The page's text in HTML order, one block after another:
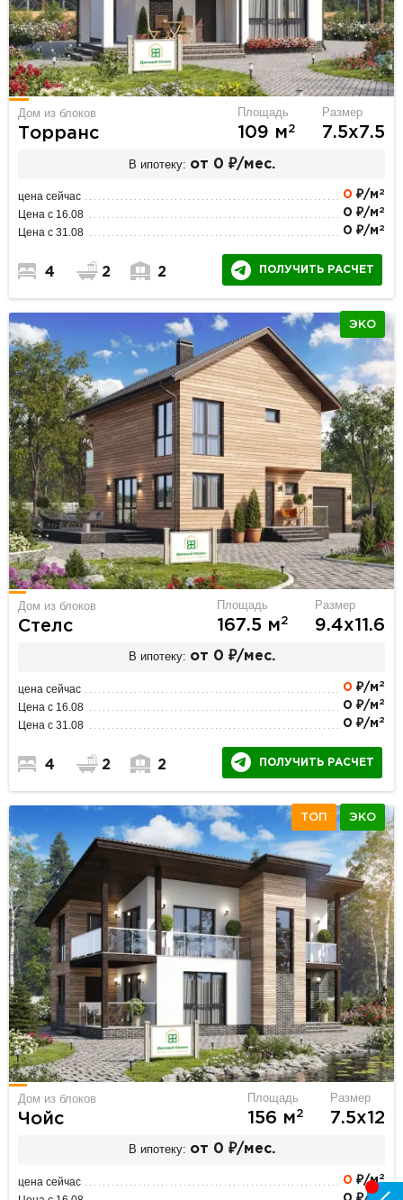
Дом из блоков
Торранс
Площадь
109 м2
Размер
7.5х7.5
В ипотеку: от 0 ₽/мес.
цена сейчас 0 ₽/м 2
Цена с 16.08 0 ₽/м 2
Цена с 31.08 0 ₽/м 2
4 2 2 ПОЛУЧИТЬ РАСЧЕТ
ЭКО
Дом из блоков
Стелс
Площадь
167.5 м2
Размер
9.4х11.6
В ипотеку: от 0 ₽/мес.
цена сейчас 0 ₽/м 2
Цена с 16.08 0 ₽/м 2
Цена с 31.08 0 ₽/м 2
4 2 2 ПОЛУЧИТЬ РАСЧЕТ
ТОП ЭКО
Дом из блоков
Чойс
Площадь
156 м2
Размер
7.5х12
В ипотеку: от 0 ₽/мес.
цена сейчас 0 ₽/м2
0 ₽/м 2